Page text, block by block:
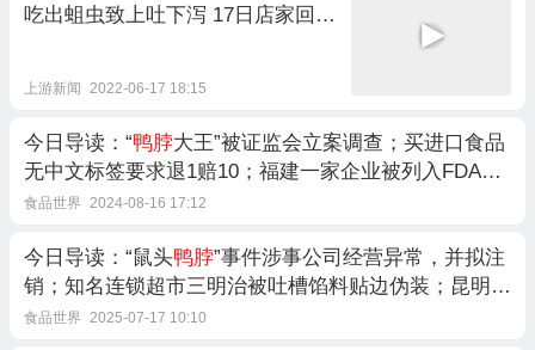
吃出蛆虫致上吐下泻 17日店家回
上游新闻 2022-06-17 18:15
今日导读：“鸭脖大王”被证监会立案调查；买进口食品
无中文标签要求退1赔10；福建一家企业被列入FDA红
名单（2024年08月16
食品世界 2024-08-16 17:12
今日导读：“鼠头鸭脖”事件涉事公司经营异常，并拟注
销；知名连锁超市三明治被吐槽馅料贴边伪装；昆明一
知名便利店被指价格欺诈（2025年07月
食品世界 2025-07-17 10:10